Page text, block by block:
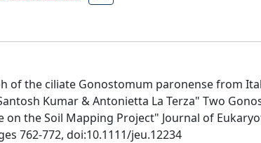
of the ciliate Gonostomum paronense from
Kumar & Antonietta La Terza" Two
the Soil Mapping Project" Journal of
762-772, doi:10.1111/jeu.12234